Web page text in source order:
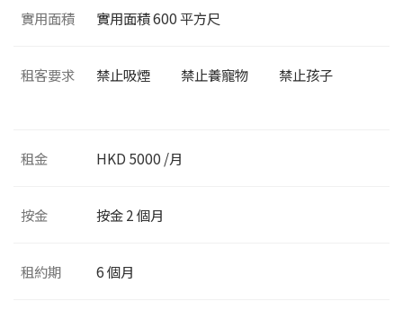
實用面積 實用面積600平方尺
租客要求 禁止吸煙 禁止養寵物 禁止孩子
租金 HKD 5000 /月
按金 按金 2 個月
租約期 6 個月